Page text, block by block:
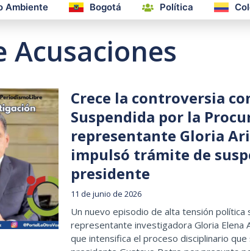
Ambiente Bogotá Política
Acusaciones
Crece la controversia
Suspendida por la
representante Gloria
impulsó trámite de
presidente
11 de junio de 2026
Un nuevo episodio de alta tensión política
representante investigadora Gloria Elena
que intensifica el proceso disciplinario